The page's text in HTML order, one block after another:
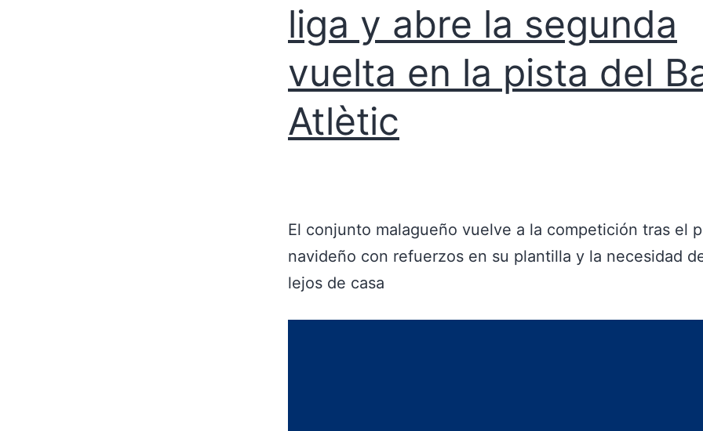
liga y abre la segunda
vuelta en la pista del
Atlètic
El conjunto malagueño vuelve a la competición tras el
navideño con refuerzos en su plantilla y la necesidad
lejos de casa